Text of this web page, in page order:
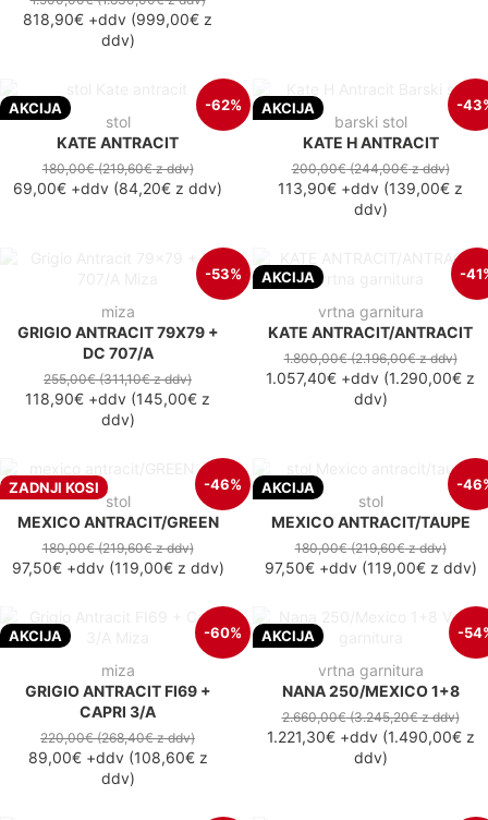
818,90€ +ddv (999,00€ z
ddv)
AKCIJA -62%
stol
KATE ANTRACIT
180,00€(219,60€z ddv)
69,00€ +ddv (84,20€ z ddv)
AKCIJA -
barski stol
KATE H ANTRACIT
200,00€(244,00€z ddv)
113,90€ +ddv (139,00€ z
ddv)
-53%
miza
GRIGIO ANTRACIT 79X79 +
DC 707/A
255,00€(311,10€z ddv)
118,90€ +ddv (145,00€ z
ddv)
AKCIJA -
vrtna garnitura
KATE ANTRACIT/ANTRACIT
1.800,00€(2.196,00€z ddv)
1.057,40€ +ddv (1.290,00€ z
ddv)
ZADNJI KOSI -46%
stol
MEXICO ANTRACIT/GREEN
180,00€(219,60€z ddv)
97,50€+ddv(119,00€z ddv)
AKCIJA -
stol
MEXICO ANTRACIT/TAUPE
180,00€(219,60€z ddv)
97,50€+ddv(119,00€z ddv)
AKCIJA -60%
miza
GRIGIO ANTRACIT FI69 +
CAPRI 3/A
220,00€(268,40€z ddv)
89,00€+ddv(108,60€z
ddv)
AKCIJA -
vrtna garnitura
NANA 250/MEXICO 1+8
2.660,00€(3.245,20€z ddv)
1.221,30€+ddv(1.490,00€z
ddv)